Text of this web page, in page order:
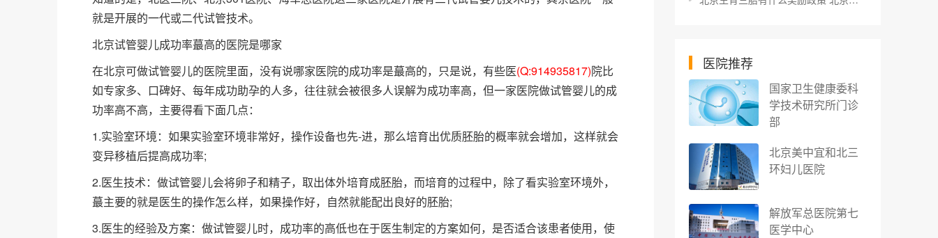
就是开展的一代或二代试管技术。
北京试管婴儿成功率蕞高的医院是哪家
在北京可做试管婴儿的医院里面，没有说哪家医院的成功率是蕞高的，只是说，有些医(Q:914935817)院比
如专家多、口碑好、每年成功助孕的人多，往往就会被很多人误解为成功率高，但一家医院做试管婴儿的成
功率高不高，主要得看下面几点：
1.实验室环境：如果实验室环境非常好，操作设备也先-进，那么培育出优质胚胎的概率就会增加，这样就会
变异移植后提高成功率;
2.医生技术：做试管婴儿会将卵子和精子，取出体外培育成胚胎，而培育的过程中，除了看实验室环境外，
蕞主要的就是医生的操作怎么样，如果操作好，自然就能配出良好的胚胎;
3.医生的经验及方案：做试管婴儿时，成功率的高低也在于医生制定的方案如何，是否适合该患者使用，使
医院推荐
国家卫生健康委科
学技术研究所门诊
部
北京美中宜和北三
环妇儿医院
解放军总医院第七
医学中心